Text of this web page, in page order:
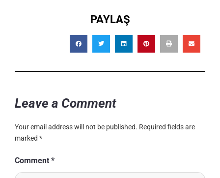
PAYLAŞ
Leave a Comment
Your email address will not be published. Required fields are
marked *
Comment *